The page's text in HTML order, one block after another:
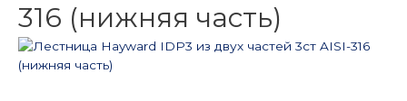
316 (нижняя часть)